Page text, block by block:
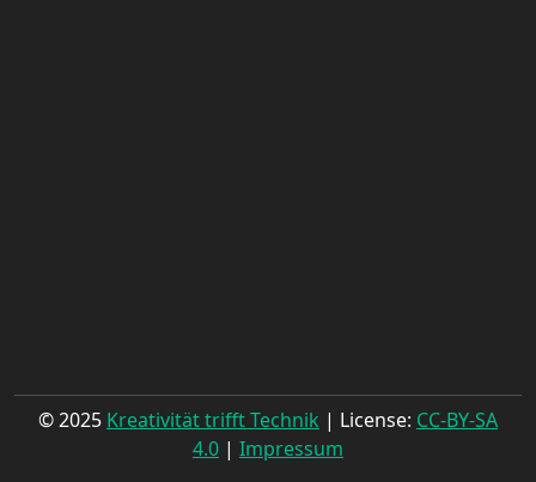
© 2025 Kreativität trifft Technik | License: CC-BY-SA
4.0 | Impressum